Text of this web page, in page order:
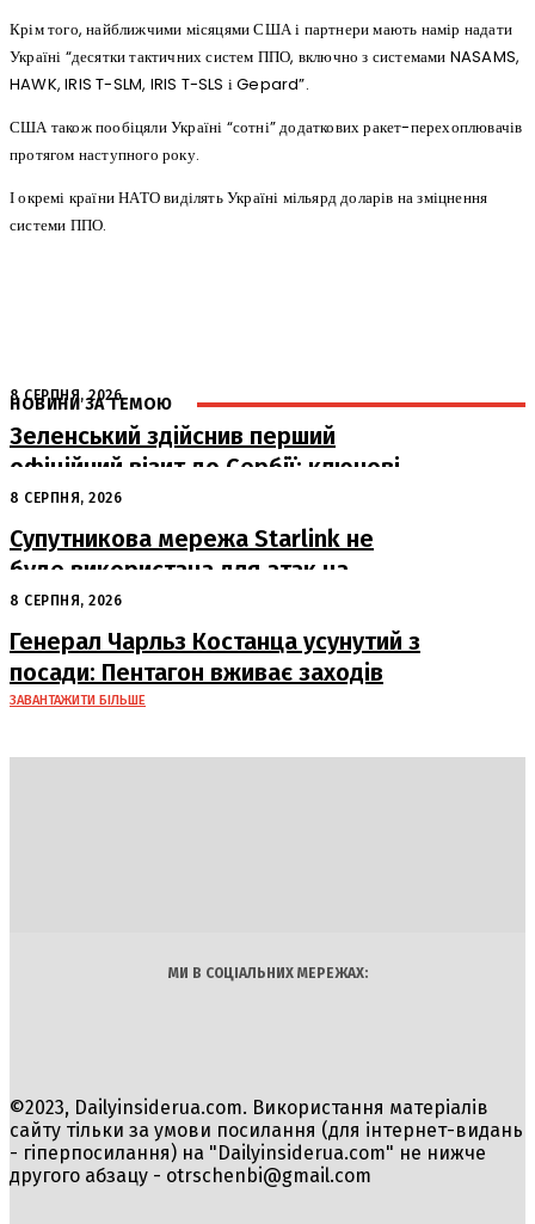
Крім того, найближчими місяцями США і партнери мають намір надати
Україні “десятки тактичних систем ППО, включно з системами NASAMS,
HAWK, IRIS T-SLM, IRIS T-SLS і Gepard”.
США також пообіцяли Україні “сотні” додаткових ракет-перехоплювачів
протягом наступного року.
І окремі країни НАТО виділять Україні мільярд доларів на зміцнення
системи ППО.
НОВИНИ ЗА ТЕМОЮ
8 СЕРПНЯ, 2026
Зеленський здійснив перший
офіційний візит до Сербії: ключові
переговори з Вучичем
8 СЕРПНЯ, 2026
Супутникова мережа Starlink не
буде використана для атак на
російські пускові установки
8 СЕРПНЯ, 2026
Генерал Чарльз Костанца усунутий з
посади: Пентагон вживає заходів
ЗАВАНТАЖИТИ БІЛЬШЕ
МИ В СОЦІАЛЬНИХ МЕРЕЖАХ:
©2023, Dailyinsiderua.com. Використання матеріалів
сайту тільки за умови посилання (для інтернет-видань
- гіперпосилання) на "Dailyinsiderua.com" не нижче
другого абзацу - otrschenbi@gmail.com